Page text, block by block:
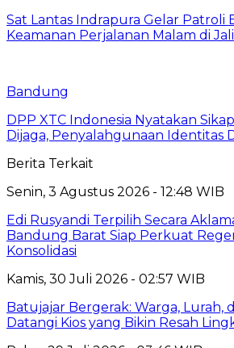
Sat Lantas Indrapura Gelar Patroli
Keamanan Perjalanan Malam di
Bandung
DPP XTC Indonesia Nyatakan
Dijaga, Penyalahgunaan Identitas
Berita Terkait
Senin, 3 Agustus 2026 - 12:48 WIB
Edi Rusyandi Terpilih Secara
Bandung Barat Siap Perkuat
Konsolidasi
Kamis, 30 Juli 2026 - 02:57 WIB
Batujajar Bergerak: Warga, Lurah,
Datangi Kios yang Bikin Resah